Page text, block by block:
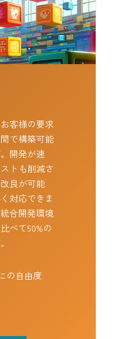
客様の要求
で構築可能
開発が速
トも削減さ
良が可能
対応できま
合開発環境
べて50%の
の自由度